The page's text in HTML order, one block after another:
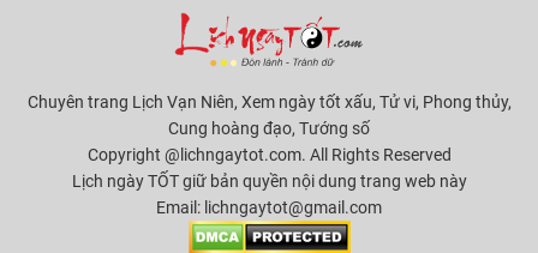
Chuyên trang Lịch Vạn Niên, Xem ngày tốt xấu, Tử vi, Phong thủy,
Cung hoàng đạo, Tướng số
Copyright @lichngaytot.com. All Rights Reserved
Lịch ngày TỐT giữ bản quyền nội dung trang web này
Email: lichngaytot@gmail.com